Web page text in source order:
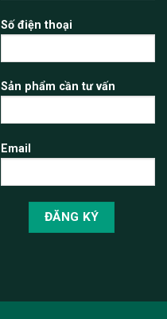
Số điện thoại
Sản phẩm cần tư vấn
Email